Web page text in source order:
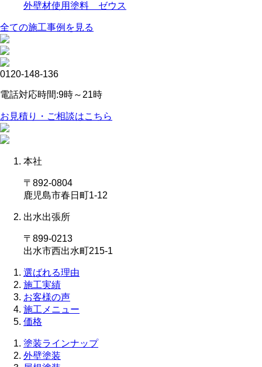
外壁材使用塗料 ゼウス
全ての施工事例を見る
0120-148-136
電話対応時間:9時～21時
お見積り・ご相談はこちら
本社
〒892-0804
鹿児島市春日町1-12
出水出張所
〒899-0213
出水市西出水町215-1
選ばれる理由
施工実績
お客様の声
施工メニュー
価格
塗装ラインナップ
外壁塗装